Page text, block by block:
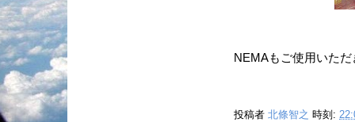
NEMAもご使用いた
投稿者 北條智之 時刻: